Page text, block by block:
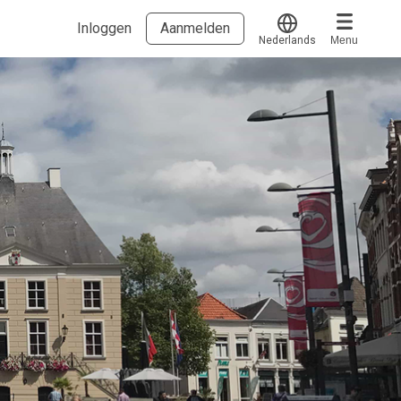
Voucher verzilveren
klantenservice@hobp.nl
Blogs
Erkend NRTO lid
Over Roosendaal.works
Veelgestelde vragen
Voorwaarden & privacy
Inloggen Aanmelden
Nederlands Menu